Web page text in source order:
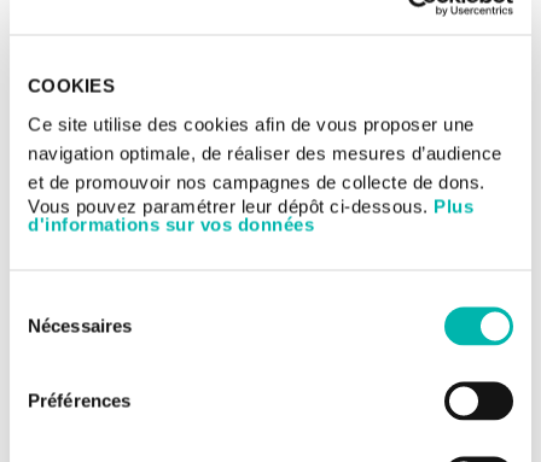
COOKIES
Ce site utilise des cookies afin de vous proposer une
navigation optimale, de réaliser des mesures d’audience
et de promouvoir nos campagnes de collecte de dons.
Vous pouvez paramétrer leur dépôt ci-dessous. Plus
d'informations sur vos données
Nécessaires
Préférences
Vous ne recevez pas de courriers d'appel à dons
(uniquement votre magazine des donateurs, 3 fois par an).
Vous êtes totalement libre : à tout moment, vous pouvez
modifier ou suspendre votre soutien.
Vous pourrez déduire 198 euros de votre impôt sur le
revenu.
Pour mettre en place votre parrainage de chercheurs, rendez-
vous sur leformulaire de don.
vous êtes invité(e) à rencontrer les chercheurs lors de